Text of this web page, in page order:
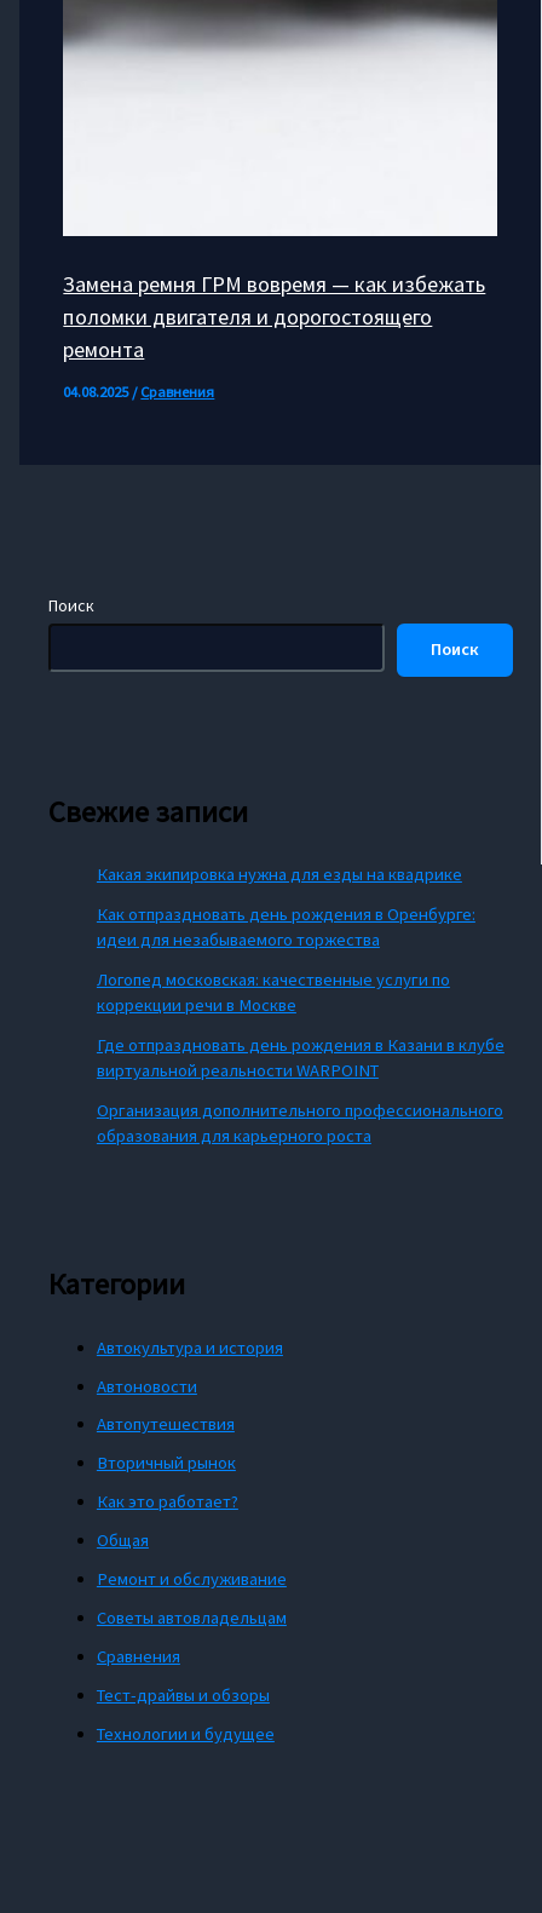
Поиск
Поиск
Свежие записи
Какая экипировка нужна для езды на квадрике
Как отпраздновать день рождения в Оренбурге:
идеи для незабываемого торжества
Логопед московская: качественные услуги по
коррекции речи в Москве
Где отпраздновать день рождения в Казани в клубе
виртуальной реальности WARPOINT
Организация дополнительного профессионального
образования для карьерного роста
Категории
Автокультура и история
Автоновости
Автопутешествия
Вторичный рынок
Как это работает?
Общая
Ремонт и обслуживание
Советы автовладельцам
Сравнения
Тест-драйвы и обзоры
Технологии и будущее
Замена ремня ГРМ вовремя — как избежать
поломки двигателя и дорогостоящего
ремонта
04.08.2025/Сравнения